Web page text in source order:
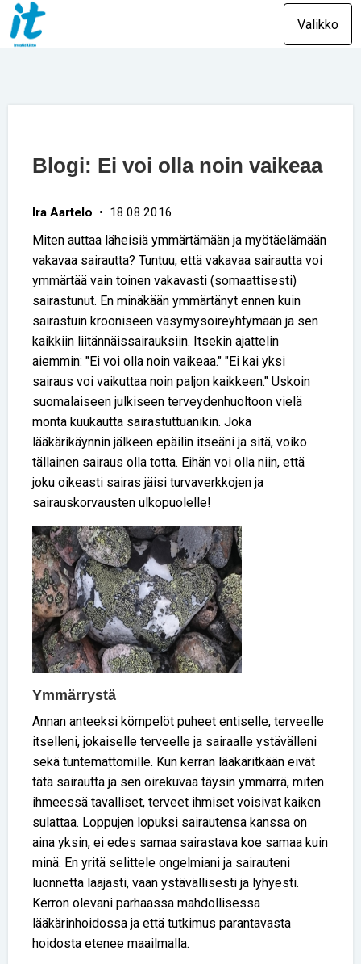
Valikko
Blogi: Ei voi olla noin vaikeaa
Ira Aartelo • 18.08.2016
Miten auttaa läheisiä ymmärtämään ja myötäelämään
vakavaa sairautta? Tuntuu, että vakavaa sairautta voi
ymmärtää vain toinen vakavasti (somaattisesti)
sairastunut. En minäkään ymmärtänyt ennen kuin
sairastuin krooniseen väsymysoireyhtymään ja sen
kaikkiin liitännäissairauksiin. Itsekin ajattelin
aiemmin: "Ei voi olla noin vaikeaa." "Ei kai yksi
sairaus voi vaikuttaa noin paljon kaikkeen." Uskoin
suomalaiseen julkiseen terveydenhuoltoon vielä
monta kuukautta sairastuttuanikin. Joka
lääkärikäynnin jälkeen epäilin itseäni ja sitä, voiko
tällainen sairaus olla totta. Eihän voi olla niin, että
joku oikeasti sairas jäisi turvaverkkojen ja
sairauskorvausten ulkopuolelle!
Ymmärrystä
Annan anteeksi kömpelöt puheet entiselle, terveelle
itselleni, jokaiselle terveelle ja sairaalle ystävälleni
sekä tuntemattomille. Kun kerran lääkäritkään eivät
tätä sairautta ja sen oirekuvaa täysin ymmärrä, miten
ihmeessä tavalliset, terveet ihmiset voisivat kaiken
sulattaa. Loppujen lopuksi sairautensa kanssa on
aina yksin, ei edes samaa sairastava koe samaa kuin
minä. En yritä selittele ongelmiani ja sairauteni
luonnetta laajasti, vaan ystävällisesti ja lyhyesti.
Kerron olevani parhaassa mahdollisessa
lääkärinhoidossa ja että tutkimus parantavasta
hoidosta etenee maailmalla.